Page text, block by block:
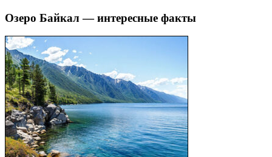
Озеро Байкал — интересные факты